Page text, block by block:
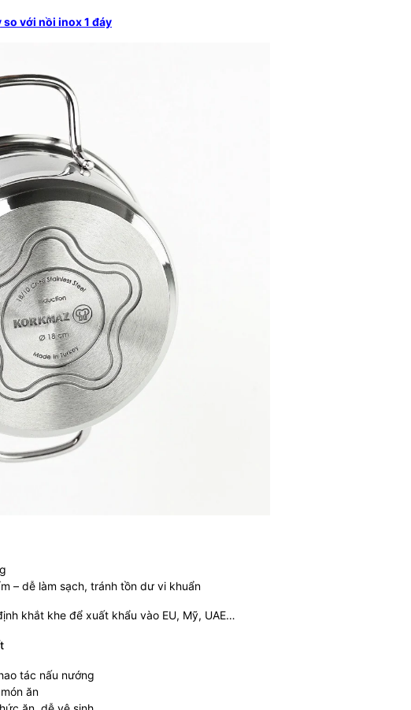
với nồi inox 1 đáy
– dễ làm sạch, tránh tồn dư vi khuẩn
khắt khe để xuất khẩu vào EU, Mỹ, UAE…
tác nấu nướng
ăn